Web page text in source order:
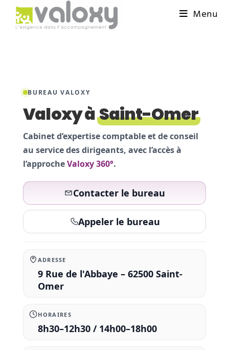
Menu
BUREAU VALOXY
Valoxy àSaint-Omer
Cabinet d’expertise comptable et de conseil
au service des dirigeants, avec l’accès à
l’approcheValoxy 360°.
Contacter le bureau
Appeler le bureau
ADRESSE
9 Rue de l'Abbaye – 62500 Saint-
Omer
HORAIRES
8h30–12h30 / 14h00–18h00